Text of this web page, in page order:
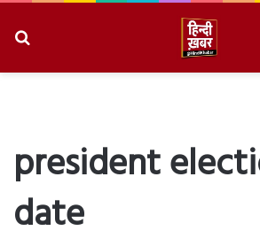
president
date